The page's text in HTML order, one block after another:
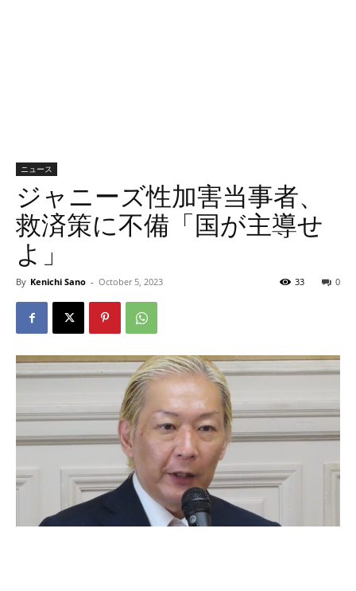
ニュース
ジャニーズ性加害当事者、
救済策に不備「国が主導せ
よ」
By Kenichi Sano - October 5, 2023 0
33